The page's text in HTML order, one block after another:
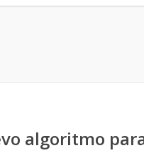
algoritmo